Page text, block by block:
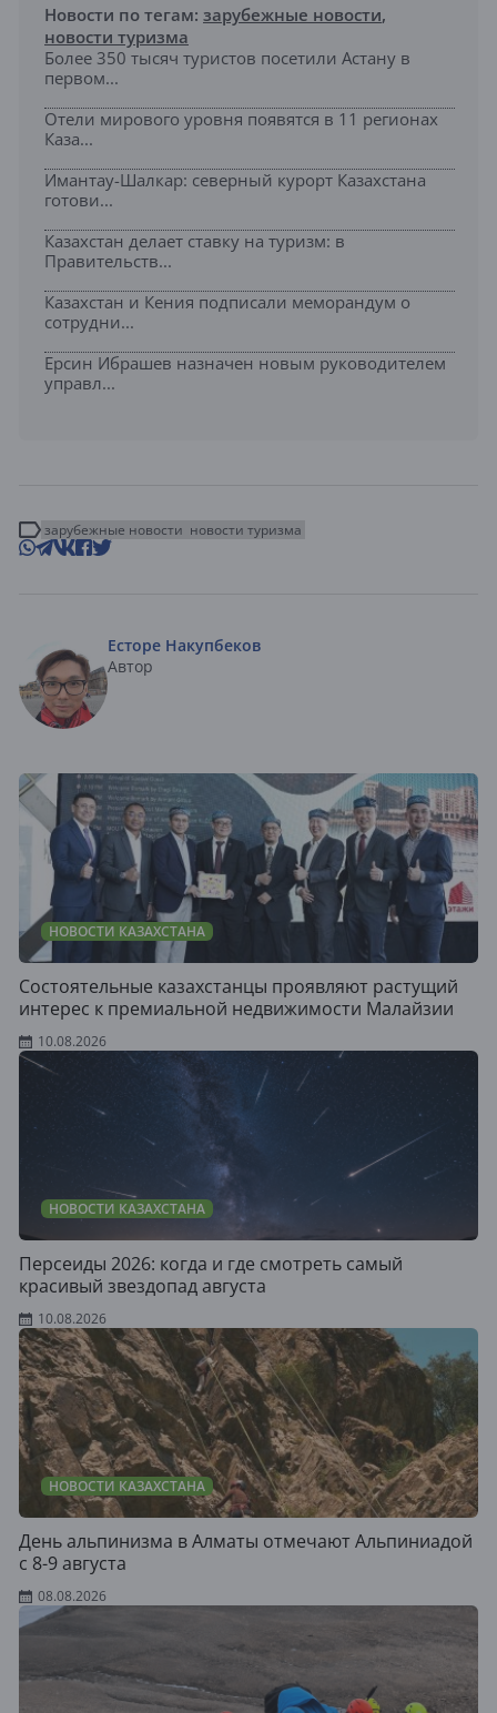
Новости по тегам: зарубежные новости,
новости туризма
Более 350 тысяч туристов посетили Астану в
первом...
Отели мирового уровня появятся в 11 регионах
Каза...
Имантау-Шалкар: северный курорт Казахстана
готови...
Казахстан делает ставку на туризм: в
Правительств...
Казахстан и Кения подписали меморандум о
сотрудни...
Ерсин Ибрашев назначен новым руководителем
управл...
зарубежные новости новости туризма
Есторе Накупбеков
Автор
НОВОСТИ КАЗАХСТАНА
Состоятельные казахстанцы проявляют растущий
интерес к премиальной недвижимости Малайзии
10.08.2026
НОВОСТИ КАЗАХСТАНА
Персеиды 2026: когда и где смотреть самый
красивый звездопад августа
10.08.2026
НОВОСТИ КАЗАХСТАНА
День альпинизма в Алматы отмечают Альпиниадой
с 8-9 августа
08.08.2026